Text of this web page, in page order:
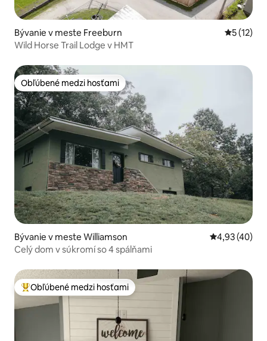
Bývanie v meste Freeburn
5 (12)
Wild Horse Trail Lodge v HMT
Obľúbené medzi hosťami
Obľúbené medzi hosťami
Bývanie v meste Williamson Priemerné
4,93 (40)
Celý dom v súkromí so 4 spálňami
Najobľúbenejšie medzi hosťami
Obľúbené medzi hosťami